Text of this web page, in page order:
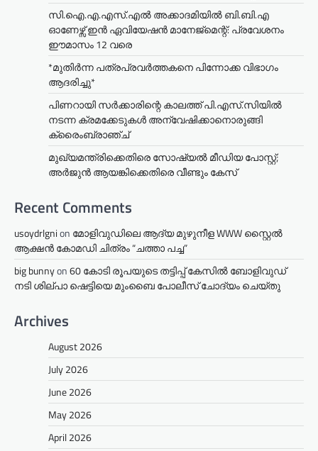
സി.ഐ.എ.എസ്.എൽ അക്കാദമിയിൽ ബി.ബി.എ
ഓണേഴ്സ് ഇൻ ഏവിയേഷൻ മാനേജ്മെന്റ്: പ്രവേശനം
ഈമാസം 12 വരെ
*മുതിർന്ന പത്രപ്രവർത്തകനെ പിന്നോക്ക വിഭാഗം
ആദരിച്ചു*
പിണറായി സർക്കാരിന്റെ കാലത്ത് പി.എസ്.സിയിൽ
നടന്ന ക്രമക്കേടുകൾ അന്വേഷിക്കാനൊരുങ്ങി
ക്രൈംബ്രാഞ്ച്
മുഖ്യമന്ത്രിക്കെതിരെ സോഷ്യൽ മീഡിയ പോസ്റ്റ്;
അർജുൻ ആയങ്കിക്കെതിരെ വീണ്ടും കേസ്
Recent Comments
usoydrlgnion മോളിവുഡിലെ ആദ്യ മുഴുനീള WWW സ്റ്റൈൽ
ആക്ഷൻ കോമഡി ചിത്രം “ചത്താ പച്ച”
big bunnyon60 കോടി രൂപയുടെ തട്ടിപ്പ് കേസിൽ ബോളിവുഡ്
നടി ശില്പാ ഷെട്ടിയെ മുംബൈ പോലീസ് ചോദ്യം ചെയ്തു
Archives
August 2026
July 2026
June 2026
May 2026
April 2026